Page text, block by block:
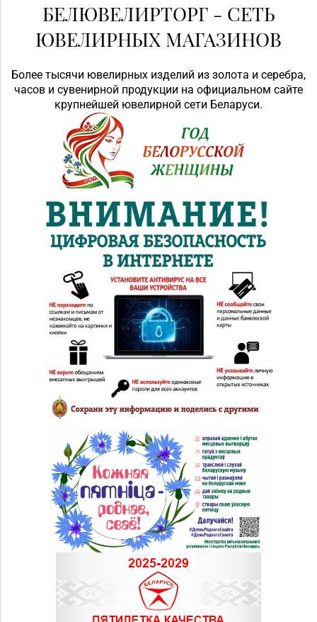
БЕЛЮВЕЛИРТОРГ - СЕТЬ
ЮВЕЛИРНЫХ МАГАЗИНОВ
Более тысячи ювелирных изделий из золота и серебра,
часов и сувенирной продукции на официальном сайте
крупнейшей ювелирной сети Беларуси.